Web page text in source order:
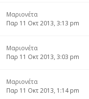
Μαριονέτα
Παρ 11 Οκτ 2013, 3:13 pm
Μαριονέτα
Παρ 11 Οκτ 2013, 3:03 pm
Μαριονέτα
Παρ 11 Οκτ 2013, 1:14 pm